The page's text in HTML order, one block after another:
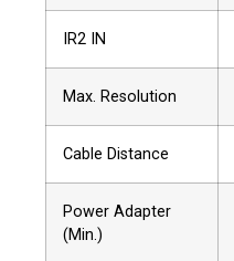
IR2 IN
Max. Resolution
Cable Distance
Power Adapter
(Min.)